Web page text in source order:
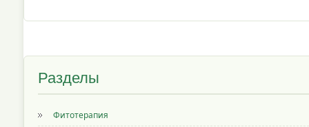
Разделы
Фитотерапия